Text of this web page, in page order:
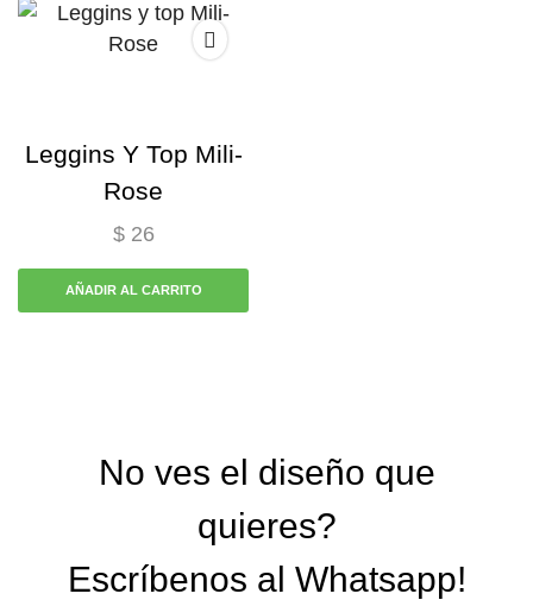
Leggins Y Top Mili-
Rose
$26
AÑADIR AL CARRITO
No ves el diseño que
quieres?
Escríbenos al Whatsapp!